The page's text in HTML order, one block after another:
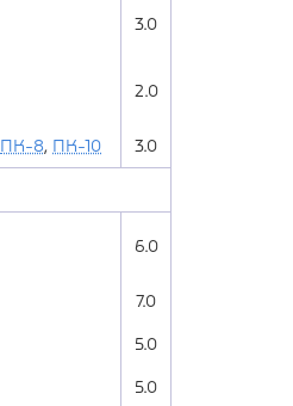
3.0
2.0
ПК-8, ПК-10 3.0
6.0
7.0
5.0
5.0